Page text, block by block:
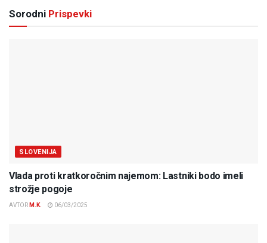
Sorodni Prispevki
SLOVENIJA
Vlada proti kratkoročnim najemom: Lastniki bodo imeli
strožje pogoje
AVTOR M.K. 06/03/2025